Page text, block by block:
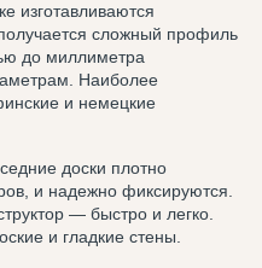
изготавливаются
сложный профиль
до миллиметра
Наиболее
и немецкие
доски плотно
и надежно фиксируются.
— быстро и легко.
и гладкие стены.